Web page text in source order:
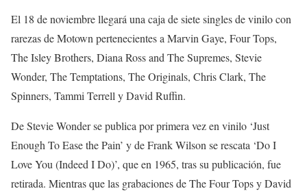
El 18 de noviembre llegará una caja de siete singles de vinilo con
rarezas de Motown pertenecientes a Marvin Gaye, Four Tops,
The Isley Brothers, Diana Ross and The Supremes, Stevie
Wonder, The Temptations, The Originals, Chris Clark, The
Spinners, Tammi Terrell y David Ruffin.
De Stevie Wonder se publica por primera vez en vinilo ‘Just
Enough To Ease the Pain’ y de Frank Wilson se rescata ‘Do I
Love You (Indeed I Do)’, que en 1965, tras su publicación, fue
retirada. Mientras que las grabaciones de The Four Tops y David